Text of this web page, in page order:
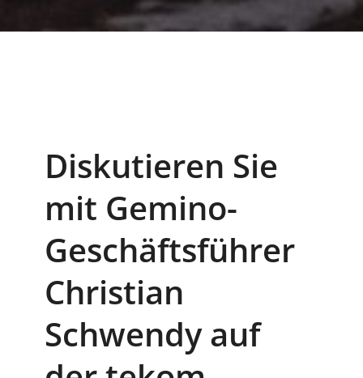
Diskutieren Sie
mit Gemino-
Geschäftsführer
Christian
Schwendy auf